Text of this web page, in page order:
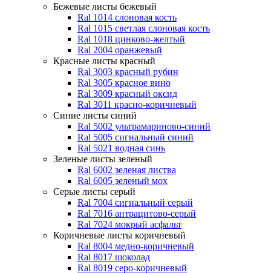
Бежевые листы бежевый
Ral 1014 слоновая кость
Ral 1015 светлая слоновая кость
Ral 1018 цинково-желтый
Ral 2004 оранжевый
Красные листы красный
Ral 3003 красный рубин
Ral 3005 красное вино
Ral 3009 красный оксид
Ral 3011 красно-коричневый
Синие листы синий
Ral 5002 ультрамариново-синий
Ral 5005 сигнальный синий
Ral 5021 водная синь
Зеленые листы зеленый
Ral 6002 зеленая листва
Ral 6005 зеленый мох
Серые листы серый
Ral 7004 сигнальный серый
Ral 7016 антрацитово-серый
Ral 7024 мокрый асфальт
Коричневые листы коричневый
Ral 8004 медно-коричневый
Ral 8017 шоколад
Ral 8019 серо-коричневый